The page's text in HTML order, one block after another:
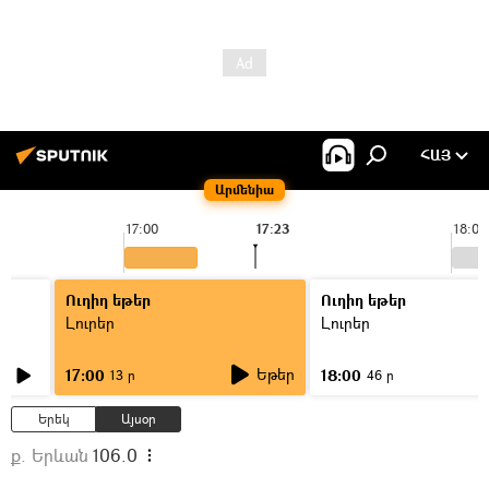
Արմենիա
ՀԱՅ
17:00 18:00
17:23
Ուղիղ եթեր
Լուրեր
17:00 13 ր Եթեր
Ուղիղ եթեր
Լուրեր
18:00 46 ր
Երեկ Այսօր
ք. Երևան 106.0